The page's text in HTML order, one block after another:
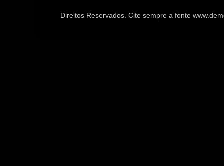
Direitos Reservados. Cite sempre a fonte